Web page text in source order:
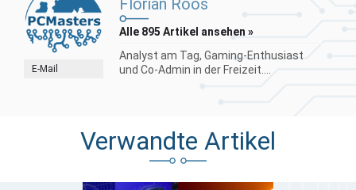
E-Mail
Florian Roos
Alle 895 Artikel ansehen »
Analyst am Tag, Gaming-Enthusiast
und Co-Admin in der Freizeit....
Verwandte Artikel